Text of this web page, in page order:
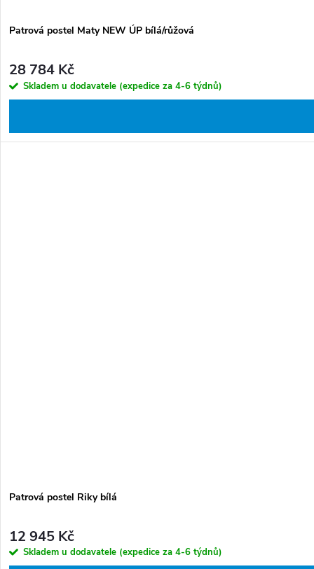
Patrová postel Maty NEW ÚP bílá/růžová
28 784 Kč
Skladem u dodavatele (expedice za 4-6 týdnů)
Patrová postel Riky bílá
12 945 Kč
Skladem u dodavatele (expedice za 4-6 týdnů)